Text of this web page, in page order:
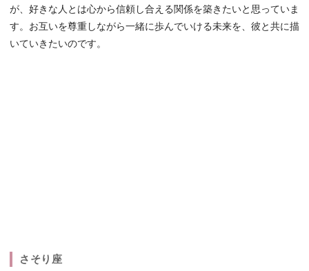
が、好きな人とは心から信頼し合える関係を築きたいと思っていま
す。お互いを尊重しながら一緒に歩んでいける未来を、彼と共に描
いていきたいのです。
さそり座